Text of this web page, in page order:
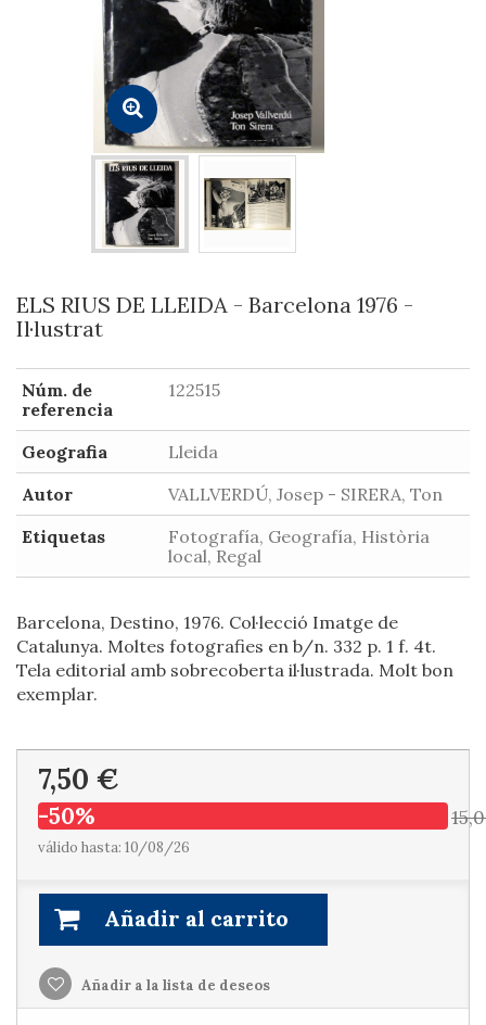
ELS RIUS DE LLEIDA - Barcelona 1976 -
Il·lustrat
Núm. de
referencia
122515
Geografia
Lleida
Autor
VALLVERDÚ, Josep - SIRERA, Ton
Etiquetas
Fotografía, Geografía, Història
local, Regal
Barcelona, Destino, 1976. Col·lecció Imatge de
Catalunya. Moltes fotografies en b/n. 332 p. 1 f. 4t.
Tela editorial amb sobrecoberta il·lustrada. Molt bon
exemplar.
7,50 €
-50%
válido hasta: 10/08/26
Añadir al carrito
Añadir a la lista de deseos